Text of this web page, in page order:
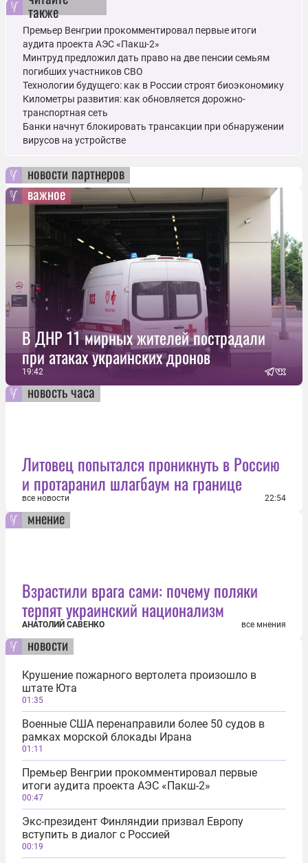
также
Премьер Венгрии прокомментировал первые итоги
аудита проекта АЭС «Пакш-2»
Минтруд предложил дать право на две пенсии семьям
погибших участников СВО
Технологии будущего: как в России строят биоэкономику
Километры развития: как обновляется дорожно-
транспортная сеть
Банки начнут блокировать трансакции при обнаружении
вирусов на устройстве
новости партнеров
важное
В ДНР 11 мирных жителей пострадали
при атаках украинских дронов
19:42
новость часа
Литовец попытался проникнуть в Россию
и протаранил шлагбаум на границе
все новости 22:54
мнение
Взрастили врага сами: почему поляки
терпят украинский национализм
АНАТОЛИЙ САВЕНКО все мнения
новости
Крушение пожарного вертолета произошло в
штате Юта
01:35
Военные США перенаправили более 50 судов в
рамках морской блокады Ирана
01:11
Премьер Венгрии прокомментировал первые
итоги аудита проекта АЭС «Пакш-2»
00:47
Экс-президент Финляндии призвал Европу
вступить в диалог с Россией
00:19